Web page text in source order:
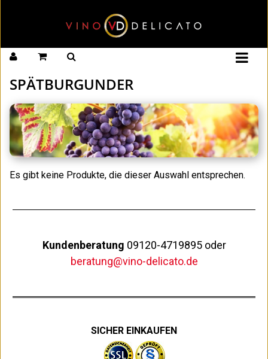
SPÄTBURGUNDER
Es gibt keine Produkte, die dieser Auswahl entsprechen.
Kundenberatung 09120-4719895 oder
beratung@vino-delicato.de
SICHER EINKAUFEN